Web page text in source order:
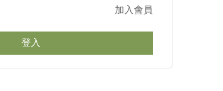
加入會員